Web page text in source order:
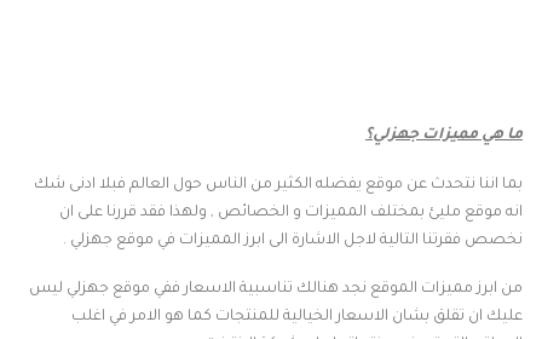
ما هي مميزات جهزلي؟
بما اننا نتحدث عن موقع يفضله الكثير من الناس حول العالم فبلا ادنى شك
انه موقع مليئ بمختلف المميزات و الخصائص , ولهذا فقد قررنا على ان
نخصص فقرتنا التالية لاجل الاشارة الى ابرز المميزات في موقع جهزلي .
من ابرز مميزات الموقع نجد هنالك تناسبية الاسعار ففي موقع جهزلي ليس
عليك ان تقلق بشان الاسعار الخيالية للمنتجات كما هو الامر في اغلب